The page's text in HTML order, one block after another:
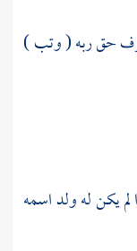
حق ربه ( وتب )
لم يكن له ولد اسمه